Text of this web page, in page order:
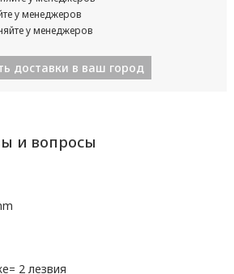
у менеджеров
у менеджеров
доставки в ваш город
и вопросы
2 лезвия